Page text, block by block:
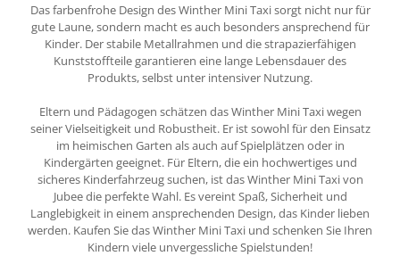
Das farbenfrohe Design des Winther Mini Taxi sorgt nicht nur für
gute Laune, sondern macht es auch besonders ansprechend für
Kinder. Der stabile Metallrahmen und die strapazierfähigen
Kunststoffteile garantieren eine lange Lebensdauer des
Produkts, selbst unter intensiver Nutzung.
Eltern und Pädagogen schätzen das Winther Mini Taxi wegen
seiner Vielseitigkeit und Robustheit. Er ist sowohl für den Einsatz
im heimischen Garten als auch auf Spielplätzen oder in
Kindergärten geeignet. Für Eltern, die ein hochwertiges und
sicheres Kinderfahrzeug suchen, ist das Winther Mini Taxi von
Jubee die perfekte Wahl. Es vereint Spaß, Sicherheit und
Langlebigkeit in einem ansprechenden Design, das Kinder lieben
werden. Kaufen Sie das Winther Mini Taxi und schenken Sie Ihren
Kindern viele unvergessliche Spielstunden!